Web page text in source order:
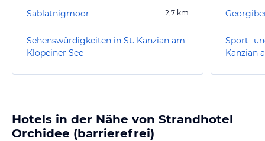
Sablatnigmoor 2,7 km
Sehenswürdigkeiten in St. Kanzian am
Klopeiner See
Sport-
Kanzian
Hotels in der Nähe von Strandhotel
Orchidee (barrierefrei)